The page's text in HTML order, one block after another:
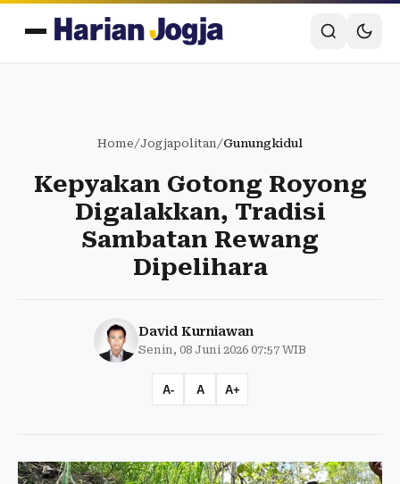
Home/Jogjapolitan/Gunungkidul
Kepyakan Gotong Royong
Digalakkan, Tradisi
Sambatan Rewang
Dipelihara
David Kurniawan
Senin, 08 Juni 2026 07:57 WIB
A- A A+